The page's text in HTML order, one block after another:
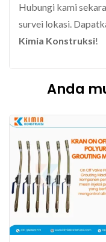
Hubungi kami
survei lokasi.
Kimia Konstruksi!
Anda